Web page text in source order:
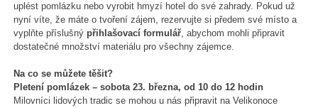
uplést pomlázku nebo vyrobit hmyzí hotel do své zahrady. Pokud už
nyní víte, že máte o tvoření zájem, rezervujte si předem své místo a
vyplňte příslušný přihlašovací formulář, abychom mohli připravit
dostatečné množství materiálu pro všechny zájemce.
Na co se můžete těšit?
Pletení pomlázek – sobota 23. března, od 10 do 12 hodin
Milovníci lidových tradic se mohou u nás připravit na Velikonoce